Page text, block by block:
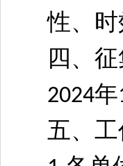
性、
四、
2024年
五、